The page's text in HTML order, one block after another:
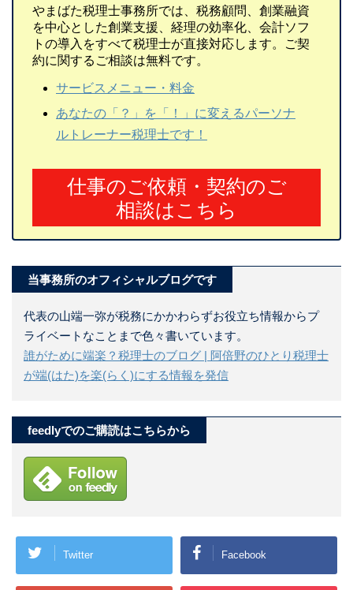
やまばた税理士事務所では、税務顧問、創業融資
を中心とした創業支援、経理の効率化、会計ソフ
トの導入をすべて税理士が直接対応します。ご契
約に関するご相談は無料です。
サービスメニュー・料金
あなたの「？」を「！」に変えるパーソナ
ルトレーナー税理士です！
仕事のご依頼・契約のご
相談はこちら
当事務所のオフィシャルブログです
代表の山端一弥が税務にかかわらずお役立ち情報からプ
ライベートなことまで色々書いています。
誰がために端楽？税理士のブログ | 阿倍野のひとり税理士
が端(はた)を楽(らく)にする情報を発信
feedlyでのご購読はこちらから
Twitter Facebook